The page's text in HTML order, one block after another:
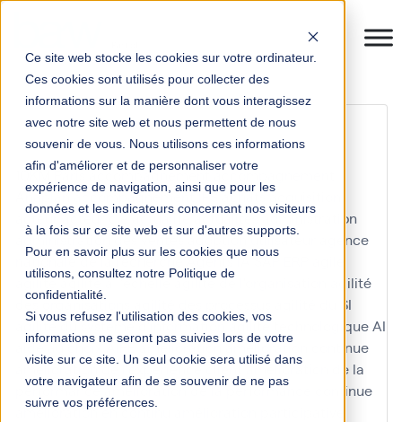
Ce site web stocke les cookies sur votre ordinateur.
Ces cookies sont utilisés pour collecter des
informations sur la manière dont vous interagissez
avec notre site web et nous permettent de nous
souvenir de vous. Nous utilisons ces informations
afin d'améliorer et de personnaliser votre
expérience de navigation, ainsi que pour les
données et les indicateurs concernant nos visiteurs
à la fois sur ce site web et sur d'autres supports.
Pour en savoir plus sur les cookies que nous
utilisons, consultez notre Politique de
confidentialité.
Si vous refusez l'utilisation des cookies, vos
informations ne seront pas suivies lors de votre
visite sur ce site. Un seul cookie sera utilisé dans
votre navigateur afin de se souvenir de ne pas
suivre vos préférences.
infrastructures
10KM Paris accompagnementaccompagnement
Anaplan accompagnement IFSachatsacquisition
acteuracteur clé actualité actualitésadministration
administration des ventesadoption utilisateur
agence
nationale de la rechercheAgents IA SAP ERP
agilité agilité à l'échelle agilité de l'organisation
agilité
des organisations
agilité du SI
agilité du système d'information agilité technologiqueAI
aide au choix AIFE amélioration amélioration continue
amélioration de l'expérience client amélioration de la
performanceamélioration de la performance continue
amélioration en continu